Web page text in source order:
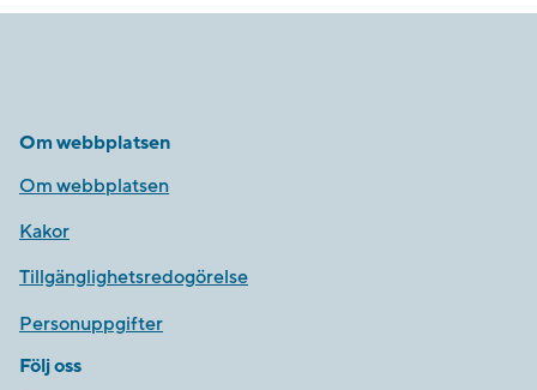
Om webbplatsen
Om webbplatsen
Kakor
Tillgänglighetsredogörelse
Personuppgifter
Följ oss